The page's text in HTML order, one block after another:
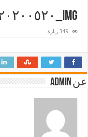
IMG_٢٠٢٠٠٥٢٠_١٠٥٠٣٥
349 زيارة
عن admin